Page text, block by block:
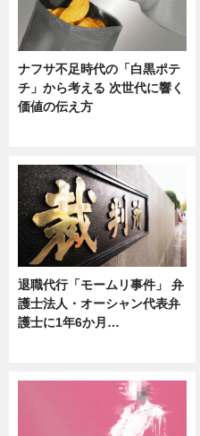
ナフサ不足時代の「白黒ポテ
チ」から考える 次世代に響く
価値の伝え方
退職代行「モームリ事件」 弁
護士法人・オーシャン代表弁
護士に1年6か月…